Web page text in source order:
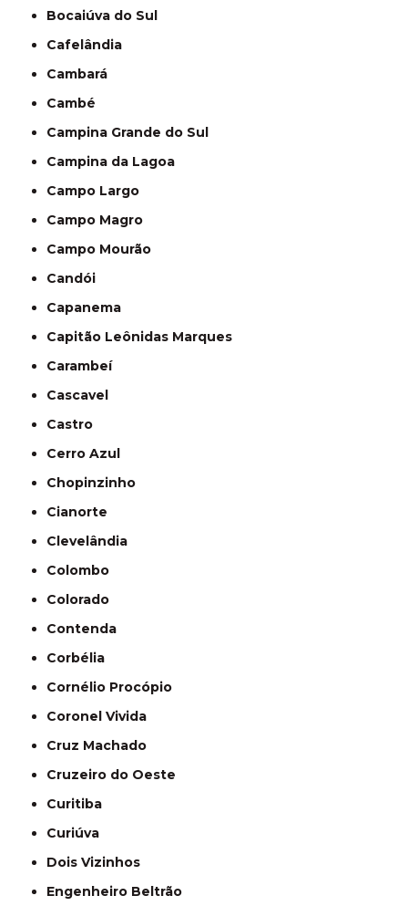
Bocaiúva do Sul
Cafelândia
Cambará
Cambé
Campina Grande do Sul
Campina da Lagoa
Campo Largo
Campo Magro
Campo Mourão
Candói
Capanema
Capitão Leônidas Marques
Carambeí
Cascavel
Castro
Cerro Azul
Chopinzinho
Cianorte
Clevelândia
Colombo
Colorado
Contenda
Corbélia
Cornélio Procópio
Coronel Vivida
Cruz Machado
Cruzeiro do Oeste
Curitiba
Curiúva
Dois Vizinhos
Engenheiro Beltrão